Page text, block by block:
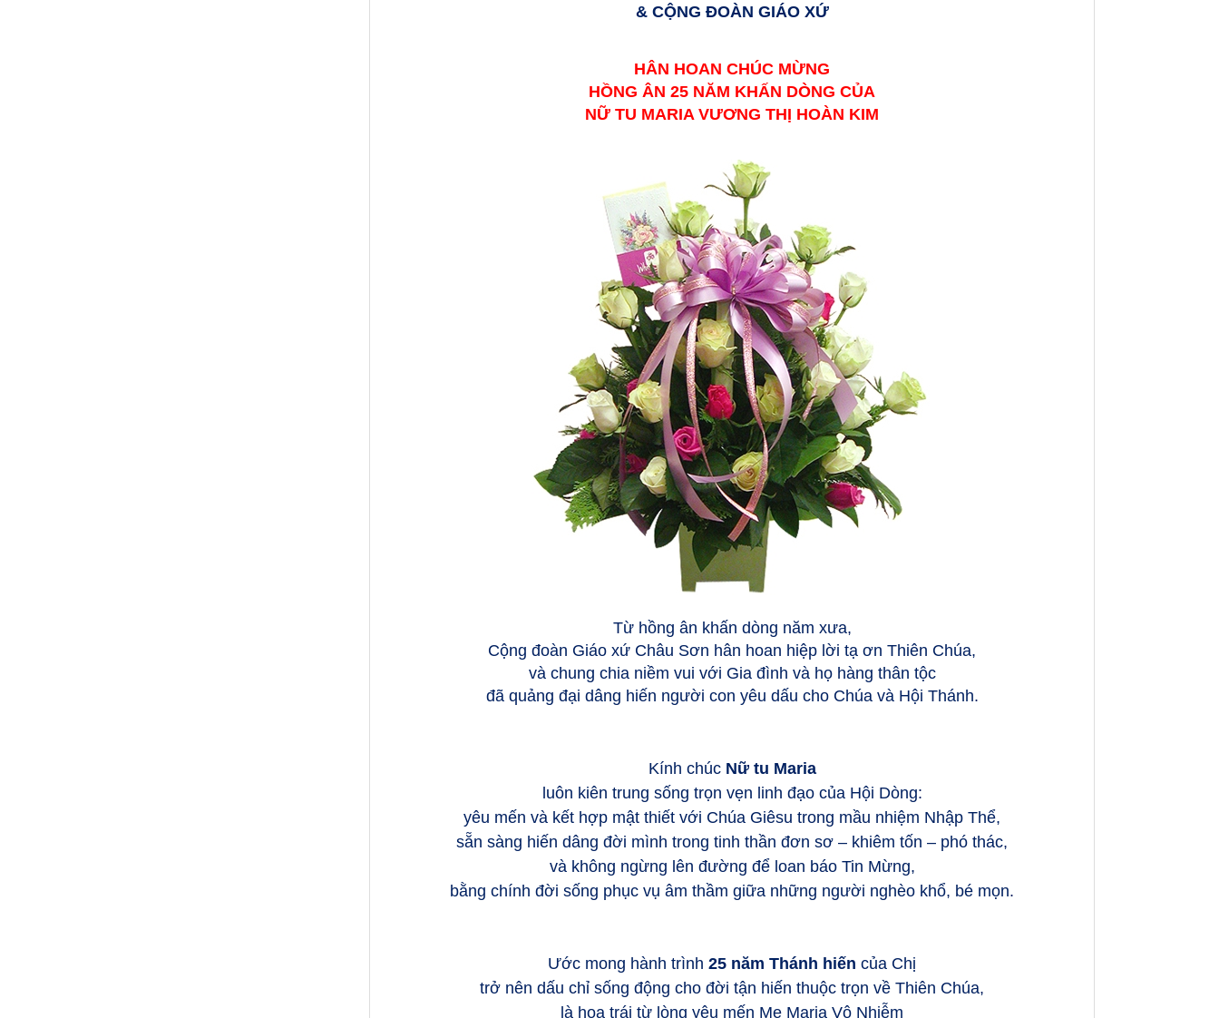
& CỘNG ĐOÀN GIÁO XỨ
HÂN HOAN CHÚC MỪNG
HỒNG ÂN 25 NĂM KHẤN DÒNG CỦA
NỮ TU MARIA VƯƠNG THỊ HOÀN KIM
Từ hồng ân khấn dòng năm xưa,
Cộng đoàn Giáo xứ Châu Sơn hân hoan hiệp lời tạ ơn Thiên Chúa,
và chung chia niềm vui với Gia đình và họ hàng thân tộc
đã quảng đại dâng hiến người con yêu dấu cho Chúa và Hội Thánh.
Kính chúc Nữ tu Maria
luôn kiên trung sống trọn vẹn linh đạo của Hội Dòng:
yêu mến và kết hợp mật thiết với Chúa Giêsu trong mầu nhiệm Nhập Thể,
sẵn sàng hiến dâng đời mình trong tinh thần đơn sơ – khiêm tốn – phó thác,
và không ngừng lên đường để loan báo Tin Mừng,
bằng chính đời sống phục vụ âm thầm giữa những người nghèo khổ, bé mọn.
Ước mong hành trình 25 năm Thánh hiến của Chị
trở nên dấu chỉ sống động cho đời tận hiến thuộc trọn về Thiên Chúa,
là hoa trái từ lòng yêu mến Mẹ Maria Vô Nhiễm